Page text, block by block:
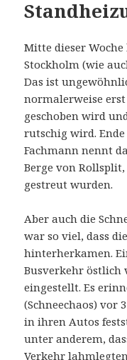
Mitte dieser
Stockholm (wie
Das ist
normalerweise
geschoben wird
rutschig wird.
Fachmann nennt
Berge von
gestreut wurden.
Aber auch die
war so viel, dass
hinterherkamen.
Busverkehr östlich
eingestellt. Es
(Schneechaos) vor
in ihren Autos
unter anderem,
Verkehr